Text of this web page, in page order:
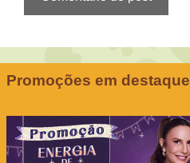
Promoções em destaque